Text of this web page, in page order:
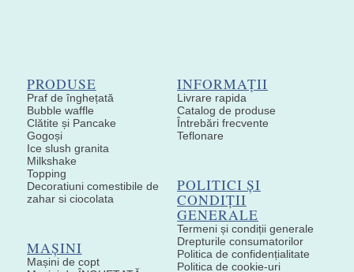
PRODUSE
Praf de înghețată
Bubble waffle
Clătite și Pancake
Gogoși
Ice slush granita
Milkshake
Topping
Decoratiuni comestibile de
zahar si ciocolata
MAȘINI
Mașini de copt
INFORMAȚII
Livrare rapida
Catalog de produse
Întrebări frecvente
Teflonare
POLITICI ȘI
CONDIȚII
GENERALE
Termeni și condiții generale
Drepturile consumatorilor
Politica de confidențialitate
Politica de cookie-uri